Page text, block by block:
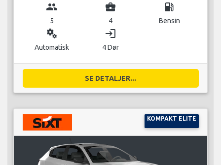
group
5
business_center
4
local_gas_station
Bensin
miscellaneous_services
Automatisk
login
4 Dør
SE DETALJER...
KOMPAKT ELITE